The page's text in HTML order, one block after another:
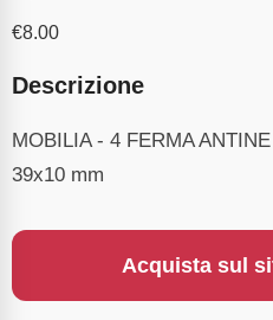
€8.00
Descrizione
MOBILIA - 4 FERMA
39x10 mm
Acquista sul